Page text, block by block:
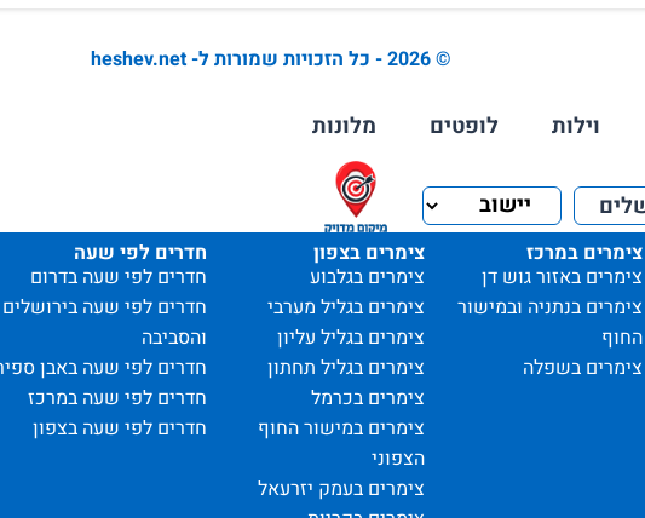
© 2026 - כל הזכויות שמורות ל- heshev.net
וילות לופטים מלונות
צימרים במרכז
צימרים באזור גוש דן
צימרים בנתניה ובמישור
החוף
צימרים בשפלה
צימרים בצפון
צימרים בגלבוע
צימרים בגליל מערבי
צימרים בגליל עליון
צימרים בגליל תחתון
צימרים בכרמל
צימרים במישור החוף
הצפוני
צימרים בעמק יזרעאל
חדרים לפי שעה
חדרים לפי שעה בדרום
חדרים לפי שעה בירושלים
והסביבה
חדרים לפי שעה באבן
חדרים לפי שעה במרכז
חדרים לפי שעה בצפון